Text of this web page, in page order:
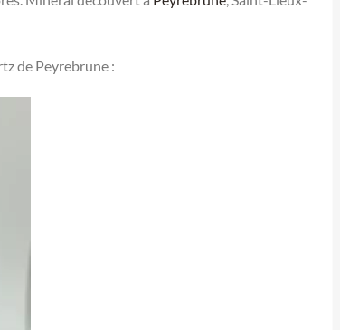
de Peyrebrune :